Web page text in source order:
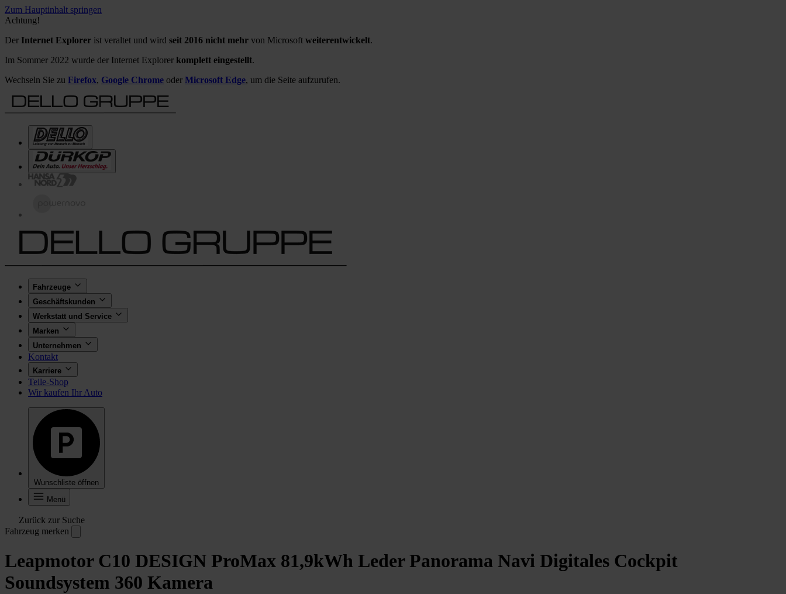
Zum Hauptinhalt springen
Achtung!
Der Internet Explorer ist veraltet und wird seit 2016 nicht mehr von Microsoft weiterentwickelt.
Im Sommer 2022 wurde der Internet Explorer komplett eingestellt.
Wechseln Sie zu Firefox, Google Chrome oder Microsoft Edge, um die Seite aufzurufen.
Fahrzeuge
Geschäftskunden
Werkstatt und Service
Marken
Unternehmen
Kontakt
Karriere
Teile-Shop
Wir kaufen Ihr Auto
Wunschliste öffnen
Menü
Zurück zur Suche
Fahrzeug merken
Leapmotor C10 DESIGN ProMax 81,9kWh Leder Panorama Navi Digitales Cockpit
Soundsystem 360 Kamera